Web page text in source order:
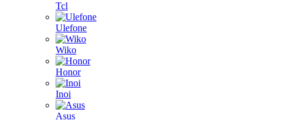
Tcl
Ulefone
Wiko
Honor
Inoi
Asus